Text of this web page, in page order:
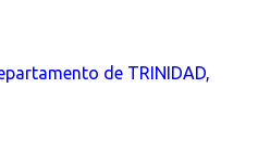
de TRINIDAD,